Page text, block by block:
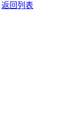
返回列表